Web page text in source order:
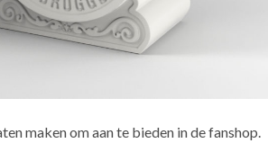
maken om aan te bieden in de fanshop.